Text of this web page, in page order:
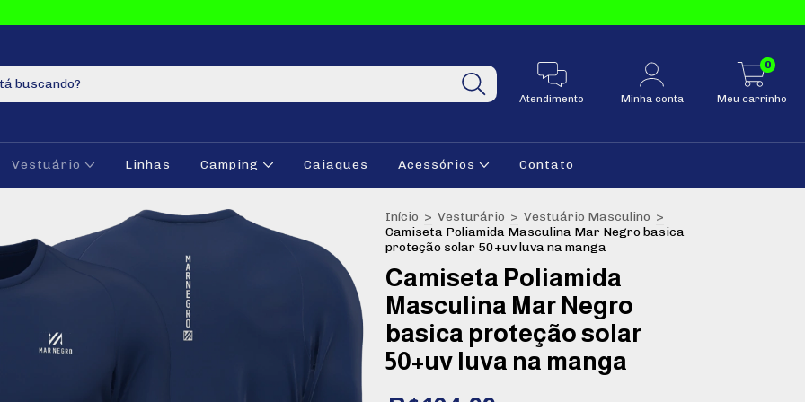
Atendimento Minha conta Meu carrinho
0
Vestuário Linhas Camping Caiaques Acessórios Contato
Início > Vesturário > Vestuário Masculino >
Camiseta Poliamida Masculina Mar Negro basica
proteção solar 50+uv luva na manga
Camiseta Poliamida
Masculina Mar Negro
basica proteção solar
50+uv luva na manga